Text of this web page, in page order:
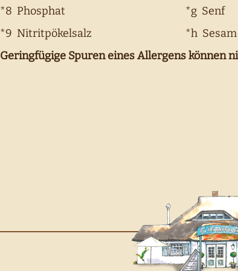
*8 Phosphat
*g Senf
*9 Nitritpökelsalz
*h Sesam
Geringfügige Spuren eines Allergens können